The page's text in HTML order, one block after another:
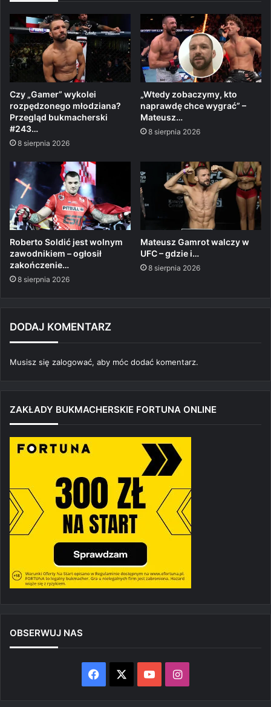
Czy „Gamer” wykolei
rozpędzonego młodziana?
Przegląd bukmacherski
#243…
8 sierpnia 2026
„Wtedy zobaczymy, kto
naprawdę chce wygrać” –
Mateusz…
8 sierpnia 2026
Roberto Soldić jest wolnym
zawodnikiem – ogłosił
zakończenie…
8 sierpnia 2026
Mateusz Gamrot walczy w
UFC – gdzie i…
8 sierpnia 2026
DODAJ KOMENTARZ
Musisz się zalogować, aby móc dodać komentarz.
ZAKŁADY BUKMACHERSKIE FORTUNA ONLINE
OBSERWUJ NAS
Facebook YouTubeInstagram